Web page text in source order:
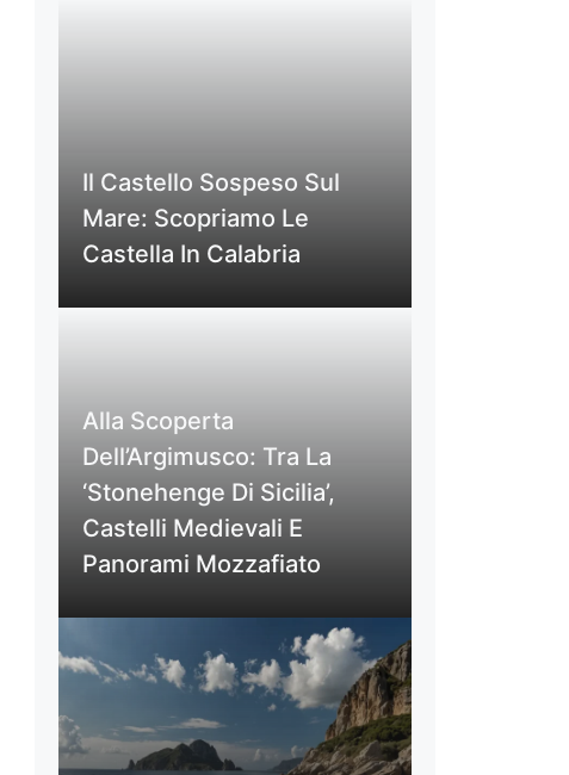
Il Castello Sospeso Sul
Mare: Scopriamo Le
Castella In Calabria
Alla Scoperta
Dell’Argimusco: Tra La
‘Stonehenge Di Sicilia’,
Castelli Medievali E
Panorami Mozzafiato